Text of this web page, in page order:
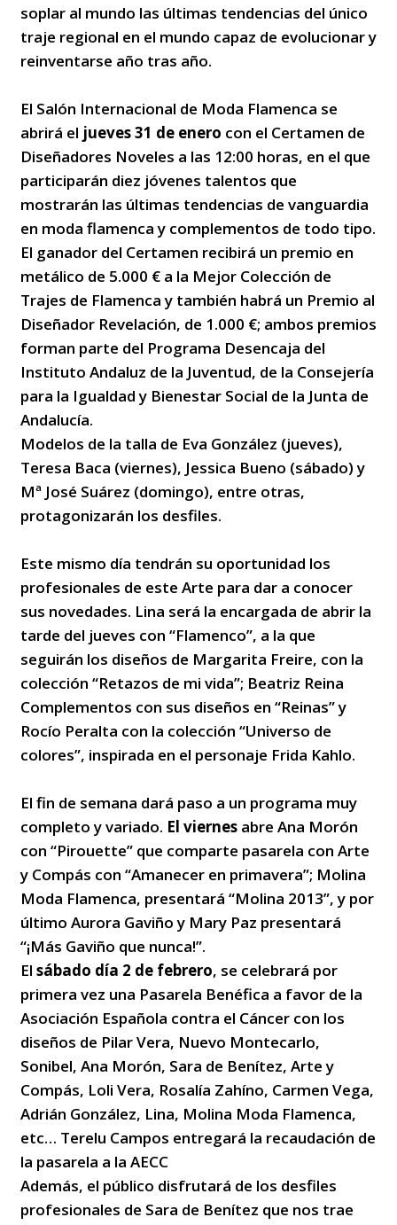
soplar al mundo las últimas tendencias del único
traje regional en el mundo capaz de evolucionar y
reinventarse año tras año.
El Salón Internacional de Moda Flamenca se
abrirá el jueves 31 de enero con el Certamen de
Diseñadores Noveles a las 12:00 horas, en el que
participarán diez jóvenes talentos que
mostrarán las últimas tendencias de vanguardia
en moda flamenca y complementos de todo tipo.
El ganador del Certamen recibirá un premio en
metálico de 5.000 € a la Mejor Colección de
Trajes de Flamenca y también habrá un Premio al
Diseñador Revelación, de 1.000 €; ambos premios
forman parte del Programa Desencaja del
Instituto Andaluz de la Juventud, de la Consejería
para la Igualdad y Bienestar Social de la Junta de
Andalucía.
Modelos de la talla de Eva González (jueves),
Teresa Baca (viernes), Jessica Bueno (sábado) y
Mª José Suárez (domingo), entre otras,
protagonizarán los desfiles.
Este mismo día tendrán su oportunidad los
profesionales de este Arte para dar a conocer
sus novedades. Lina será la encargada de abrir la
tarde del jueves con “Flamenco”, a la que
seguirán los diseños de Margarita Freire, con la
colección “Retazos de mi vida”; Beatriz Reina
Complementos con sus diseños en “Reinas” y
Rocío Peralta con la colección “Universo de
colores”, inspirada en el personaje Frida Kahlo.
El fin de semana dará paso a un programa muy
completo y variado. El viernes abre Ana Morón
con “Pirouette” que comparte pasarela con Arte
y Compás con “Amanecer en primavera”; Molina
Moda Flamenca, presentará “Molina 2013”, y por
último Aurora Gaviño y Mary Paz presentará
“¡Más Gaviño que nunca!”.
El sábado día 2 de febrero, se celebrará por
primera vez una Pasarela Benéfica a favor de la
Asociación Española contra el Cáncer con los
diseños de Pilar Vera, Nuevo Montecarlo,
Sonibel, Ana Morón, Sara de Benítez, Arte y
Compás, Loli Vera, Rosalía Zahíno, Carmen Vega,
Adrián González, Lina, Molina Moda Flamenca,
etc… Terelu Campos entregará la recaudación de
la pasarela a la AECC
Además, el público disfrutará de los desfiles
profesionales de Sara de Benítez que nos trae